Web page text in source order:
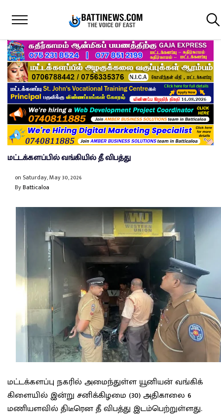
மட்டக்களப்பில் வங்கியில் தீ விபத்து
on Saturday, May 30, 2026
ByBatticaloa
மட்டக்களப்பு நகரில் அமைந்துள்ள யூனியன் வங்கிக்
கிளையில் இன்று சனிக்கிழமை (30) அதிகாலை 6
மணியளவில் திடீரென தீ விபத்து இடம்பெற்றுள்ளது.